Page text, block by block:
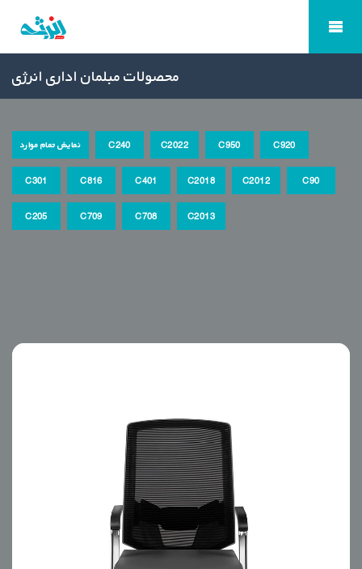
محصولات مبلمان اداری انرژی
نمایش تمام موارد C240 C2022 C950 C920
C301 C816 C401 C2018 C2012 C90
C205 C709 C708 C2013